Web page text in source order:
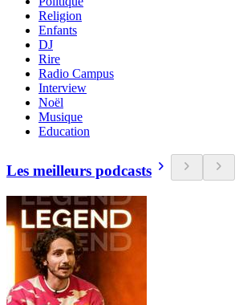
Religion
Enfants
DJ
Rire
Radio Campus
Interview
Noël
Musique
Education
Les meilleurs podcasts